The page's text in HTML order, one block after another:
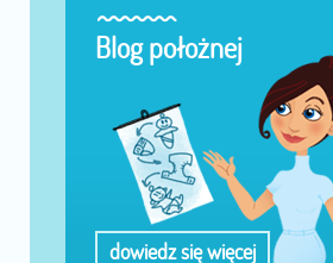
Blog położnej
dowiedz się więcej